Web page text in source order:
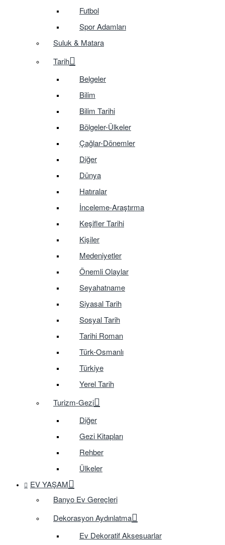
Futbol
Spor Adamları
Suluk & Matara
Tarih
Belgeler
Bilim
Bilim Tarihi
Bölgeler-Ülkeler
Çağlar-Dönemler
Diğer
Dünya
Hatıralar
İnceleme-Araştırma
Keşifler Tarihi
Kişiler
Medeniyetler
Önemli Olaylar
Seyahatname
Siyasal Tarih
Sosyal Tarih
Tarihi Roman
Türk-Osmanlı
Türkiye
Yerel Tarih
Turizm-Gezi
Diğer
Gezi Kitapları
Rehber
Ülkeler
EV YAŞAM
Banyo Ev Gereçleri
Dekorasyon Aydınlatma
Ev Dekoratif Aksesuarlar